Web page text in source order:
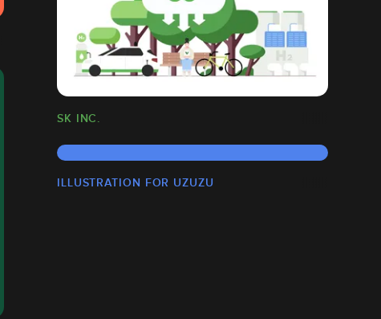
SK INC.
ILLUSTRATION FOR UZUZU